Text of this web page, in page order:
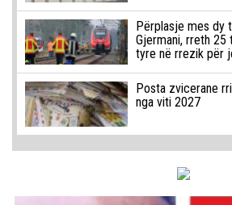
Përplasje mes dy
Gjermani, rreth 25
tyre në rrezik për
Posta zvicerane
nga viti 2027